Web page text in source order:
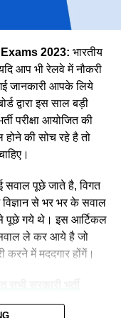
सुनाते है लेकिन वे
पूरे मन से करती है।
क्योंकि महिला
2023: भारतीय
आप भी रेलवे में नौकरी
जानकारी आपके लिये
द्वारा इस साल बड़ी
परीक्षा आयोजित की
होने की सोच रहे है तो
सवाल पूछे जाते है, विगत
विज्ञान से भर भर के सवाल
पूछे गये थे। इस आर्टिकल
ले कर आये है जो
करने में मददगार होंगें।